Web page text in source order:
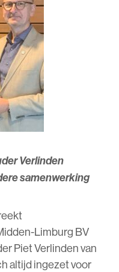
Verlinden
samenwerking
Limburg BV
Piet Verlinden van
altijd ingezet voor